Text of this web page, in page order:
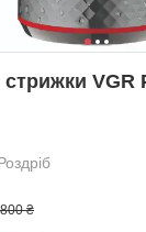
VGR
₴